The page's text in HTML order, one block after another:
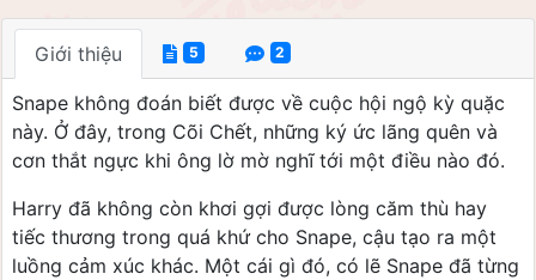
Giới thiệu 5 2
Snape không đoán biết được về cuộc hội ngộ kỳ quặc
này. Ở đây, trong Cõi Chết, những ký ức lãng quên và
cơn thắt ngực khi ông lờ mờ nghĩ tới một điều nào đó.
Harry đã không còn khơi gợi được lòng căm thù hay
tiếc thương trong quá khứ cho Snape, cậu tạo ra một
luồng cảm xúc khác. Một cái gì đó, có lẽ Snape đã từng